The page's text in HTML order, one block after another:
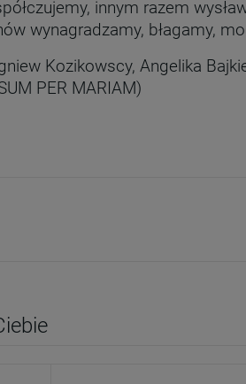
DO KOSZYKA
innym razem
wynagradzamy, błagamy,
Kozikowscy, Angelika
PER MARIAM)